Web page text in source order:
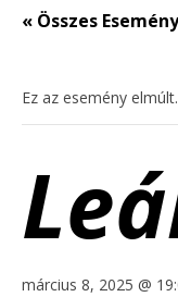
« Összes
Ez az esemény elmúlt.
március 8, 2025 @